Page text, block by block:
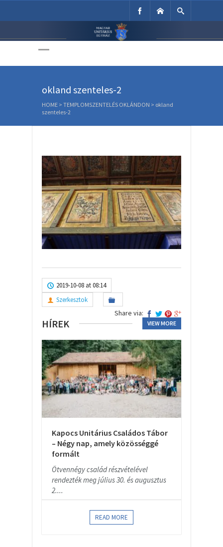
Unitárius Egyház
okland szenteles-2
HOME > TEMPLOMSZENTELÉS OKLÁNDON > okland
szenteles-2
2019-10-08 at 08:14
Szerkesztok
Share via:
HÍREK VIEW MORE
Kapocs Unitárius Családos Tábor
– Négy nap, amely közösséggé
formált
Ötvennégy család részvételével
rendezték meg július 30. és augusztus
2....
READ MORE